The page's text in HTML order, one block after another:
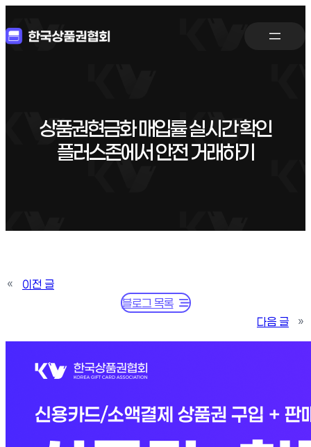
상품권현금화 매입률 실시간 확인
플러스존에서 안전 거래하기
«
이전 글
블로그 목록
다음 글
»